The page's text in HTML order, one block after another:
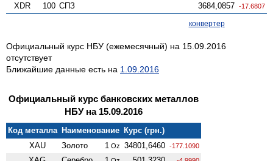
XDR 100 СПЗ 3684,0857 -17.6807
конвертер
Официальный курс НБУ (ежемесячный) на 15.09.2016
отсутствует
Ближайшие данные есть на 1.09.2016
Официальный курс банковских металлов
НБУ на 15.09.2016
Код металла Наименование Курс (грн.)
XAU
Золото 1 Oz 34801,6460 -177.1090